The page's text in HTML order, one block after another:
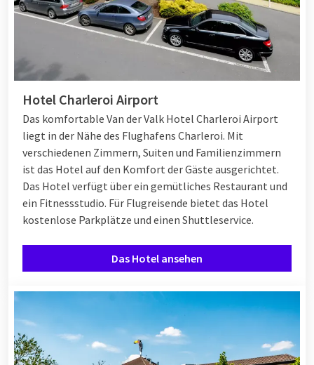
Hotel Charleroi Airport
Das komfortable Van der Valk Hotel Charleroi Airport
liegt in der Nähe des Flughafens Charleroi. Mit
verschiedenen Zimmern, Suiten und Familienzimmern
ist das Hotel auf den Komfort der Gäste ausgerichtet.
Das Hotel verfügt über ein gemütliches Restaurant und
ein Fitnessstudio. Für Flugreisende bietet das Hotel
kostenlose Parkplätze und einen Shuttleservice.
Das Hotel ansehen